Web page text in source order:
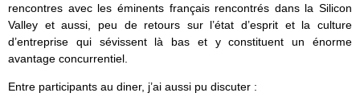
rencontres avec les éminents français rencontrés dans la Silicon
Valley et aussi, peu de retours sur l’état d’esprit et la culture
d’entreprise qui sévissent là bas et y constituent un énorme
avantage concurrentiel.
Entre participants au diner, j’ai aussi pu discuter :